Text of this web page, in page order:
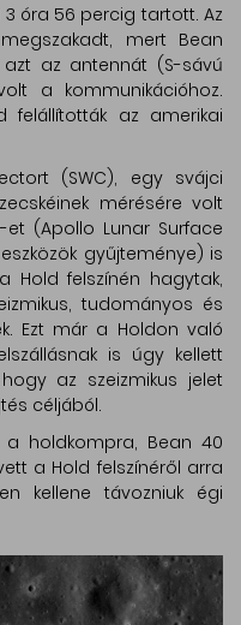
óra 56 percig tartott. Az
mert Bean
az antennát (S-sávú
a kommunikációhoz.
felállították az amerikai
(SWC), egy svájci
mérésére volt
et (Apollo Lunar Surface
gyűjteménye) is
Hold felszínén hagytak,
tudományos és
Ezt már a Holdon való
is úgy kellett
az szeizmikus jelet
céljából.
holdkompra, Bean 40
a Hold felszínéről arra
kellene távozniuk égi